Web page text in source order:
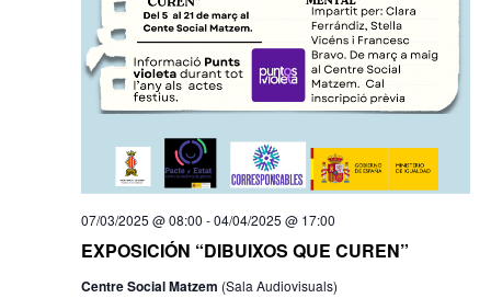
EXPOSICIÓN “DIBUIXOS QUE CUREN”
07/03/2025 @ 08:00 -04/04/2025 @ 17:00
Centre Social Matzem (Sala Audiovisuals)